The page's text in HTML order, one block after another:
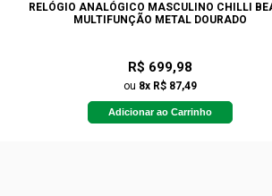
RELÓGIO ANALÓGICO MASCULINO CHILLI
MULTIFUNÇÃO METAL DOURADO
R$ 699,98
ou 8x R$ 87,49
Adicionar ao Carrinho